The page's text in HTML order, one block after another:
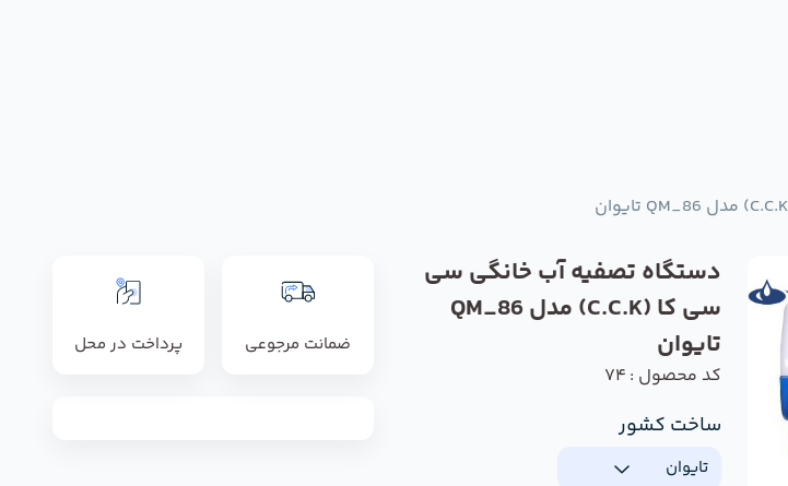
دستگاه تصفیه آب خانگی سی
سی کا (C.C.K) مدل QM_86
تایوان
کد محصول : 74
ساخت کشور
تایوان
ضمانت مرجوعی پرداخت در محل